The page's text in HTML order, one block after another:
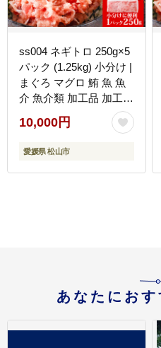
ss004 ネギトロ 250g×5
パック (1.25kg) 小分け |
まぐろ マグロ 鮪 魚 魚
介 魚介類 加工品 加工
惣菜 愛媛 松山 冷凍 冷
凍便 冷凍発送 クール便
ねぎとろ まぐろ ねぎと
10,000円
愛媛県 松山市
あなたにお